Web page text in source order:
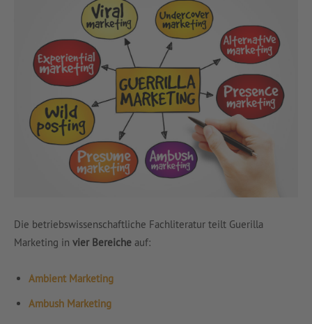
Die betriebswissenschaftliche Fachliteratur teilt Guerilla
Marketing in vier Bereiche auf:
Ambient Marketing
Ambush Marketing